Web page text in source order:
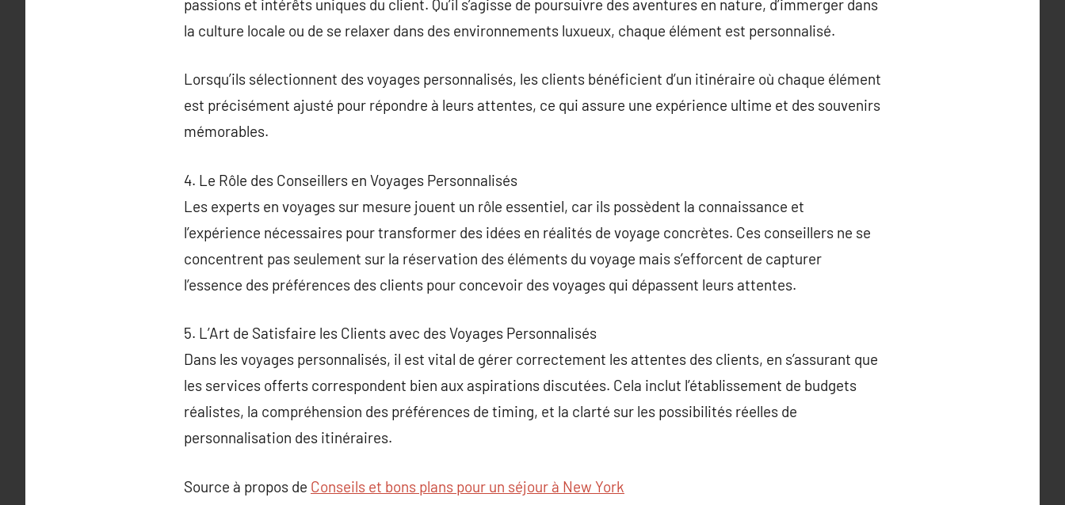
passions et intérêts uniques du client. Qu’il s’agisse de poursuivre des aventures en nature, d’immerger dans
la culture locale ou de se relaxer dans des environnements luxueux, chaque élément est personnalisé.
Lorsqu’ils sélectionnent des voyages personnalisés, les clients bénéficient d’un itinéraire où chaque élément
est précisément ajusté pour répondre à leurs attentes, ce qui assure une expérience ultime et des souvenirs
mémorables.
4. Le Rôle des Conseillers en Voyages Personnalisés
Les experts en voyages sur mesure jouent un rôle essentiel, car ils possèdent la connaissance et
l’expérience nécessaires pour transformer des idées en réalités de voyage concrètes. Ces conseillers ne se
concentrent pas seulement sur la réservation des éléments du voyage mais s’efforcent de capturer
l’essence des préférences des clients pour concevoir des voyages qui dépassent leurs attentes.
5. L’Art de Satisfaire les Clients avec des Voyages Personnalisés
Dans les voyages personnalisés, il est vital de gérer correctement les attentes des clients, en s’assurant que
les services offerts correspondent bien aux aspirations discutées. Cela inclut l’établissement de budgets
réalistes, la compréhension des préférences de timing, et la clarté sur les possibilités réelles de
personnalisation des itinéraires.
Source à propos de Conseils et bons plans pour un séjour à New York